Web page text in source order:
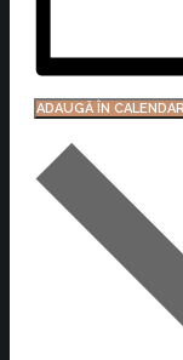
ADAUGĂ ÎN CALENDAR